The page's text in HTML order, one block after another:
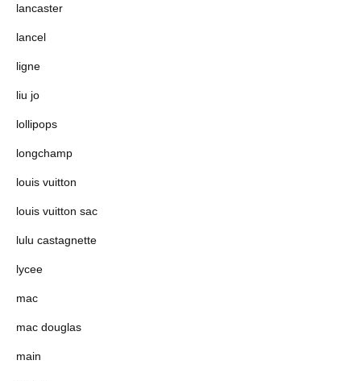
lancaster
lancel
ligne
liu jo
lollipops
longchamp
louis vuitton
louis vuitton sac
lulu castagnette
lycee
mac
mac douglas
main